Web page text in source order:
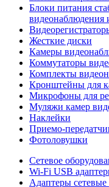
Блоки питания
Жесткие диски
Камеры
Коммутаторы
Комплекты
Кронштейны для
Микрофоны для
Муляжи камер
Наклейки
Приемо-
Фотоловушки
Сетевое
Wi-Fi USB
Адаптеры